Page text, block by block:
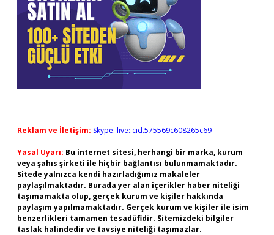
Reklam ve İletişim: Skype: live:.cid.575569c608265c69
Yasal Uyarı: Bu internet sitesi, herhangi bir marka, kurum
veya şahıs şirketi ile hiçbir bağlantısı bulunmamaktadır.
Sitede yalnızca kendi hazırladığımız makaleler
paylaşılmaktadır. Burada yer alan içerikler haber niteliği
taşımamakta olup, gerçek kurum ve kişiler hakkında
paylaşım yapılmamaktadır. Gerçek kurum ve kişiler ile isim
benzerlikleri tamamen tesadüfidir. Sitemizdeki bilgiler
taslak halindedir ve tavsiye niteliği taşımazlar.